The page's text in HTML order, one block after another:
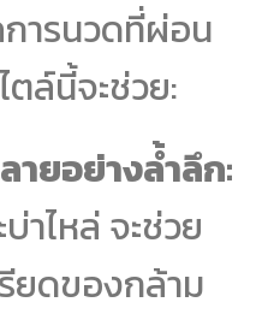
ารนวดที่ผ่อน
ตล์นี้จะช่วย:
ยอย่างล้ำลึก:
าไหล่ จะช่วย
ยดของกล้าม